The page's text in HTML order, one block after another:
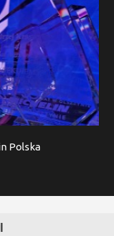
Polska